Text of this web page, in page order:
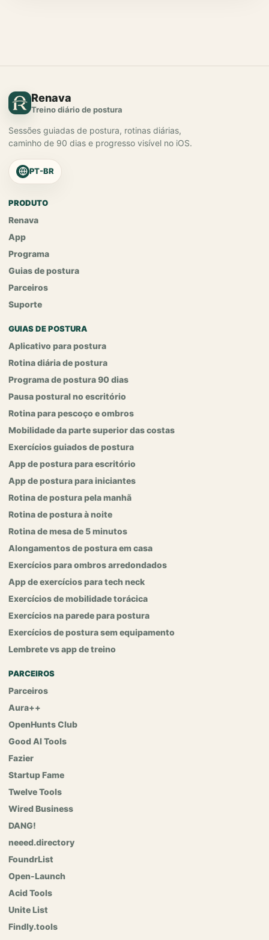
Renava
Treino diário de postura
Sessões guiadas de postura, rotinas diárias,
caminho de 90 dias e progresso visível no iOS.
PT-BR
PRODUTO
Renava
App
Programa
Guias de postura
Parceiros
Suporte
GUIAS DE POSTURA
Aplicativo para postura
Rotina diária de postura
Programa de postura 90 dias
Pausa postural no escritório
Rotina para pescoço e ombros
Mobilidade da parte superior das costas
Exercícios guiados de postura
App de postura para escritório
App de postura para iniciantes
Rotina de postura pela manhã
Rotina de postura à noite
Rotina de mesa de 5 minutos
Alongamentos de postura em casa
Exercícios para ombros arredondados
App de exercícios para tech neck
Exercícios de mobilidade torácica
Exercícios na parede para postura
Exercícios de postura sem equipamento
Lembrete vs app de treino
PARCEIROS
Parceiros
Aura++
OpenHunts Club
Good AI Tools
Fazier
Startup Fame
Twelve Tools
Wired Business
DANG!
neeed.directory
FoundrList
Open-Launch
Acid Tools
Unite List
Findly.tools